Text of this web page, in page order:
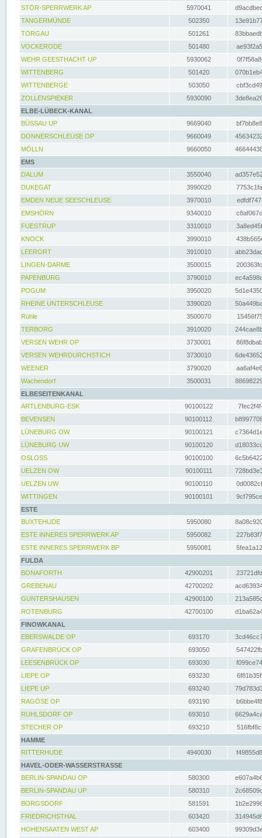
STÖR-SPERRWERK AP 5970041
TANGERMÜNDE
502350
TORGAU
501261
VOCKERODE
501480
WEHR GEESTHACHT UP
5930062
WITTENBERG
501420
WITTENBERGE
503050
ZOLLENSPIEKER
5930090
ELBE-LÜBECK-KANAL
BÜSSAU UP
9669040
DONNERSCHLEUSE OP
9660049
MÖLLN
9660050
EMS
DALUM
3550040
DUKEGAT
3990020
EMDEN NEUE SEESCHLEUSE
3970010
EMSHÖRN
9340010
FUESTRUP
3310010
KNOCK
3990010
LEERORT
3910010
LINGEN-DARME
3500015
PAPENBURG
3790010
POGUM
3950020
RHEINE UNTERSCHLEUSE
3390020
Rühle
3500070
TERBORG
3910020
VERSEN WEHR OP
3730001
VERSEN WEHRDURCHSTICH
3730010
WEENER
3790020
Wachendorf
3500031
ELBESEITENKANAL
ARTLENBURG-ESK
90100122
BEVENSEN
90100112
LÜNEBURG OW
90100121
LÜNEBURG UW
90100120
OSLOSS
90100100
UELZEN OW
90100111
UELZEN UW
90100110
WITTINGEN
90100101
ESTE
BUXTEHUDE
5950080
ESTE INNERES SPERRWERK AP
5950082
ESTE INNERES SPERRWERK BP
5950081
FULDA
BONAFORTH
42900201
GREBENAU
42700202
GUNTERSHAUSEN
42900100
ROTENBURG
42700100
FINOWKANAL
EBERSWALDE OP
693170
GRAFENBRÜCK OP
693050
LEESENBRÜCK OP
693030
LIEPE OP
693230
LIEPE UP
693240
RAGÖSE OP
693190
RUHLSDORF OP
693010
STECHER OP
693210
HAMME
RITTERHUDE
4940030
HAVEL-ODER-WASSERSTRASSE
BERLIN-SPANDAU OP
580300
BERLIN-SPANDAU UP
580310
BORGSDORF
581591
FRIEDRICHSTHAL
603420
HOHENSAATEN WEST AP
603400